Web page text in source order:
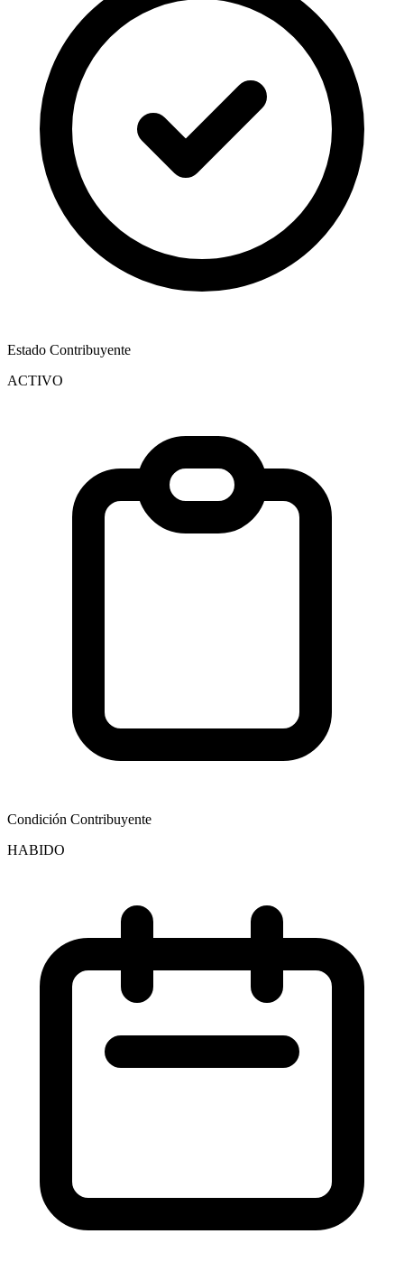
Estado Contribuyente
ACTIVO
Condición Contribuyente
HABIDO